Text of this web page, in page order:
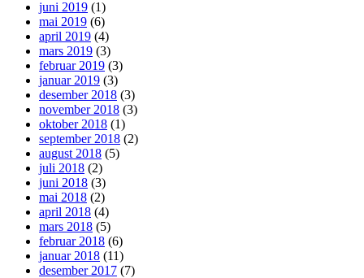
juni 2019 (1)
mai 2019 (6)
april 2019 (4)
mars 2019 (3)
februar 2019 (3)
januar 2019 (3)
desember 2018 (3)
november 2018 (3)
oktober 2018 (1)
september 2018 (2)
august 2018 (5)
juli 2018 (2)
juni 2018 (3)
mai 2018 (2)
april 2018 (4)
mars 2018 (5)
februar 2018 (6)
januar 2018 (11)
desember 2017 (7)